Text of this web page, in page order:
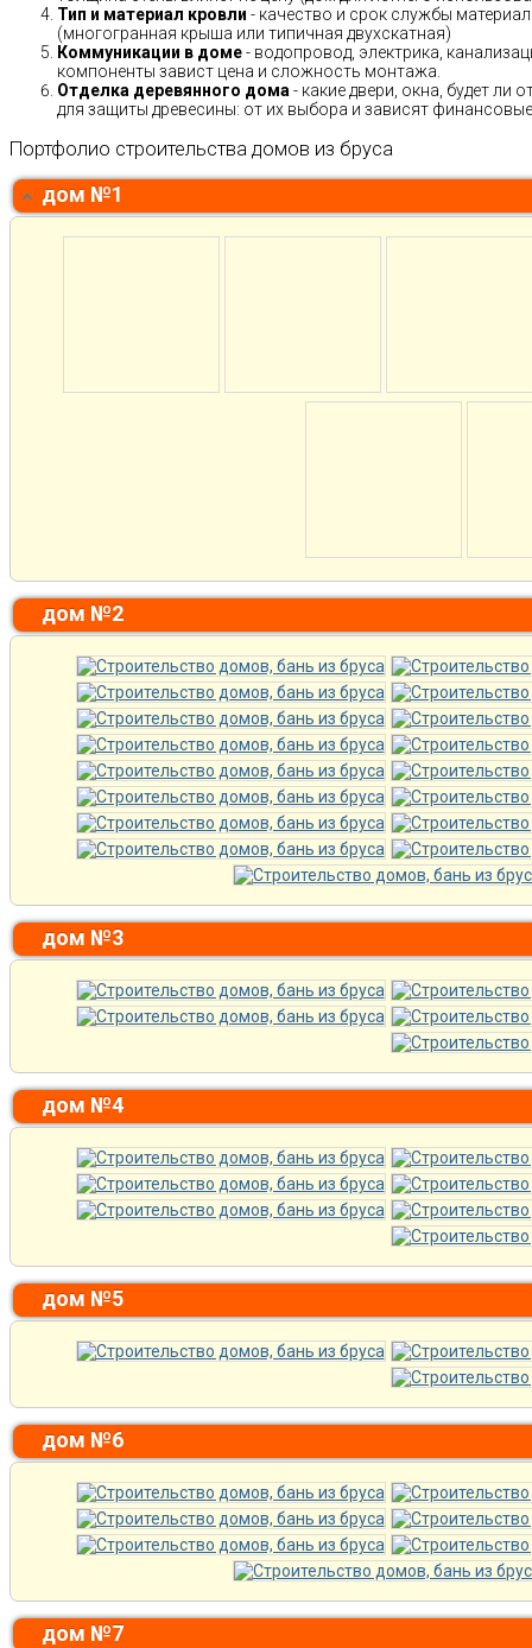
Тип и материал кровли - качество и срок службы
(многогранная крыша или типичная двухскатная)
Коммуникации в доме- водопровод, электрика,
компоненты завист цена и сложность монтажа.
Отделка деревянного дома - какие двери, окна, будет
для защиты древесины: от их выбора и зависят
Портфолио строительства домов из бруса
дом №1
дом №2
дом №3
дом №4
дом №5
дом №6
дом №7